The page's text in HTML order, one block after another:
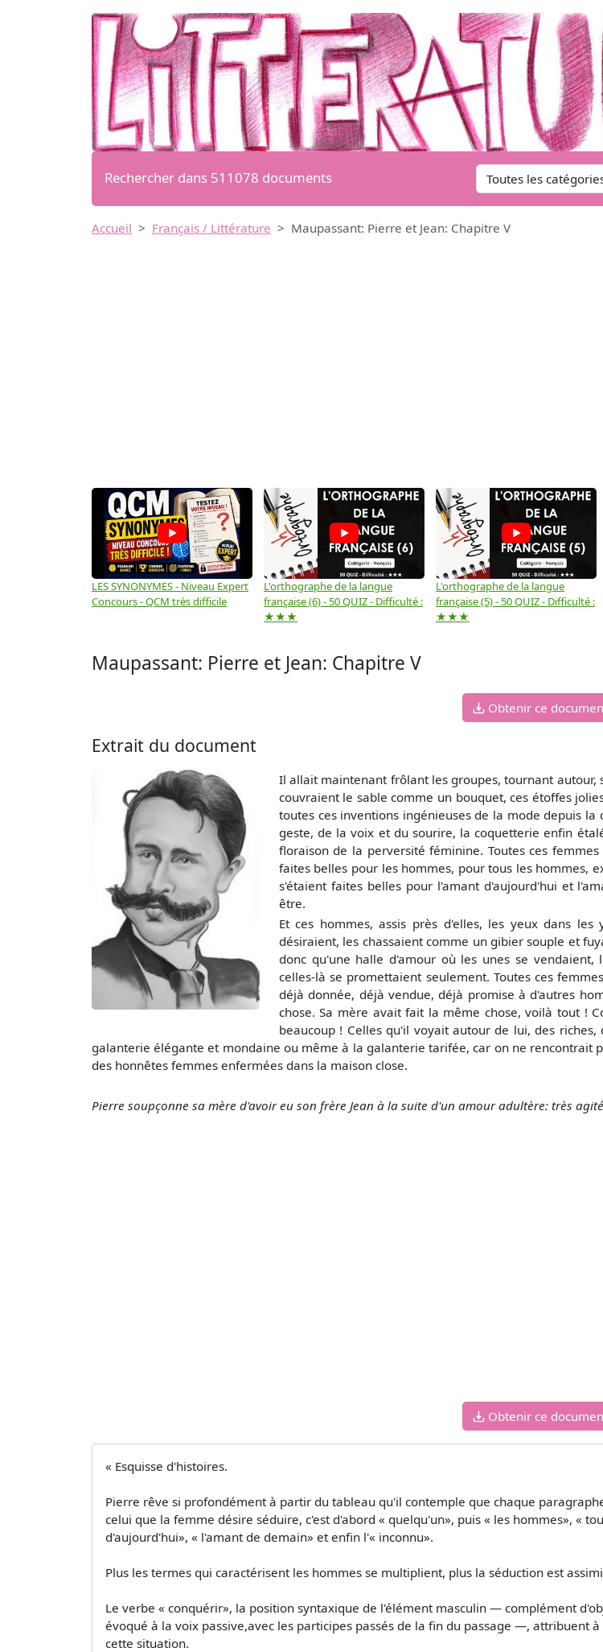
Rechercher dans 511078 documents
Accueil Français / Littérature Maupassant: Pierre et Jean: Chapitre V
LES SYNONYMES - Niveau Expert
Concours - QCM très difficile
L'orthographe de la langue
française (6) - 50 QUIZ - Difficulté :
★★★
L'orthographe de la langue
française (5) - 50 QUIZ - Difficulté :
★★★
Maupassant: Pierre et Jean: Chapitre V
Obtenir ce
Extrait du document
Il allait maintenant frôlant les groupes, tournant autour,
couvraient le sable comme un bouquet, ces étoffes
toutes ces inventions ingénieuses de la mode depuis
geste, de la voix et du sourire, la coquetterie enfin
floraison de la perversité féminine. Toutes ces
faites belles pour les hommes, pour tous les hommes,
s'étaient faites belles pour l'amant d'aujourd'hui et
être.
Et ces hommes, assis près d'elles, les yeux dans
désiraient, les chassaient comme un gibier souple et
donc qu'une halle d'amour où les unes se vendaient,
celles-là se promettaient seulement. Toutes ces
déjà donnée, déjà vendue, déjà promise à d'autres
chose. Sa mère avait fait la même chose, voilà tout !
beaucoup ! Celles qu'il voyait autour de lui, des
galanterie élégante et mondaine ou même à la galanterie tarifée, car on ne rencontrait
des honnêtes femmes enfermées dans la maison close.
Pierre soupçonne sa mère d'avoir eu son frère Jean à la suite d'un amour adultère: très
Obtenir ce
« Esquisse d'histoires.
Pierre rêve si profondément à partir du tableau qu'il contemple que chaque
celui que la femme désire séduire, c'est d'abord « quelqu'un», puis « les hommes», «
d'aujourd'hui», « l'amant de demain» et enfin l'« inconnu».
Plus les termes qui caractérisent les hommes se multiplient, plus la séduction est
Le verbe « conquérir», la position syntaxique de l'élément masculin — complément
évoqué à la voix passive,avec les participes passés de la fin du passage —, attribuent
cette situation.